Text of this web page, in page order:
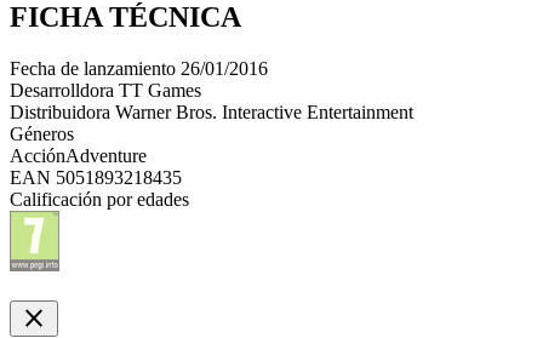
FICHA TÉCNICA
Fecha de lanzamiento 26/01/2016
Desarrolldora TT Games
Distribuidora Warner Bros. Interactive Entertainment
Géneros
AcciónAdventure
EAN 5051893218435
Calificación por edades
close